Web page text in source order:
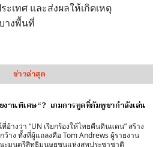
ะเทศ และส่งผลให้เกิดเหตุ
างพื้นที่
ข่าวล่าสุด
งานพิเศษ“ ? เกมการทูตที่กัมพูชากำลังเล่น
างว่า “UN เรียกร้องให้ไทยคืนดินแดน” สร้าง
ว้าง ทั้งที่ผู้แถลงคือ Tom Andrews ผู้รายงาน
มนตรีสิทธิมนุษยชนแห่งสหประชาชาติ